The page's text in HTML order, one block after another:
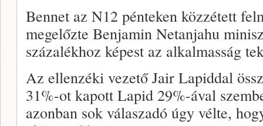
Bennet az N12 pénteken közzétett
megelőzte Benjamin Netanjahu
százalékhoz képest az alkalmasság
Az ellenzéki vezető Jair Lapiddal
31%-ot kapott Lapid 29%-ával
azonban sok válaszadó úgy vélte,